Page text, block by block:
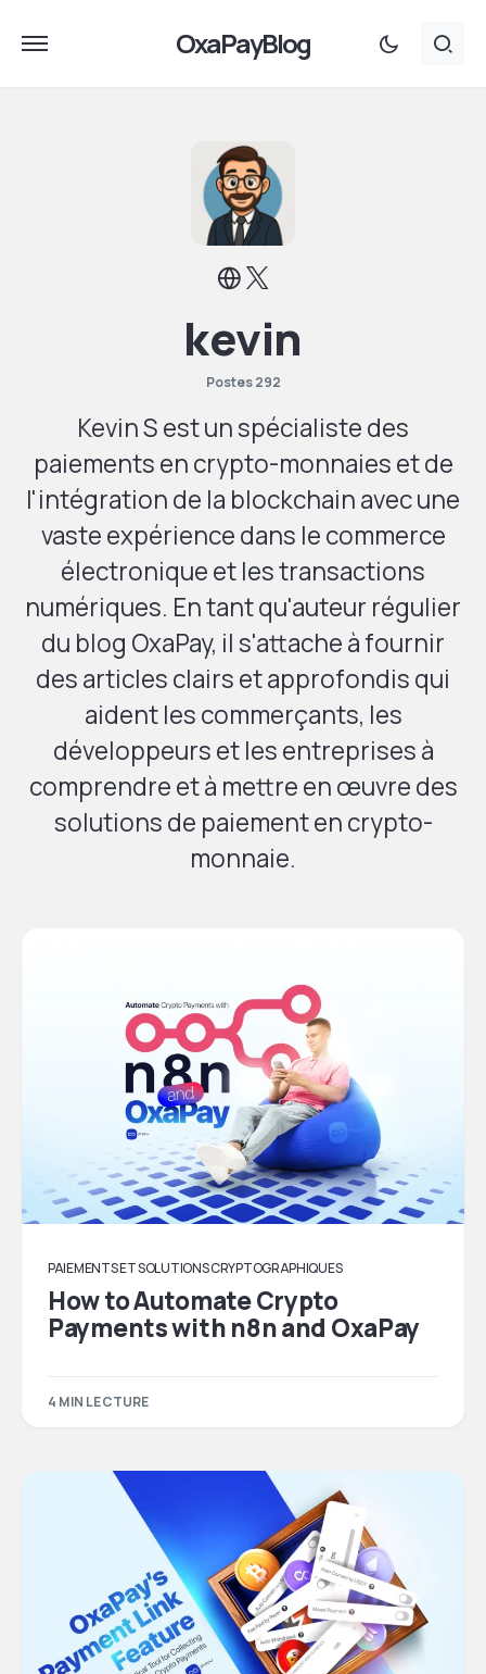
OxaPayBlog
kevin
Postes 292
Kevin S est un spécialiste des
paiements en crypto-monnaies et de
l'intégration de la blockchain avec une
vaste expérience dans le commerce
électronique et les transactions
numériques. En tant qu'auteur régulier
du blog OxaPay, il s'attache à fournir
des articles clairs et approfondis qui
aident les commerçants, les
développeurs et les entreprises à
comprendre et à mettre en œuvre des
solutions de paiement en crypto-
monnaie.
PAIEMENTS ET SOLUTIONS CRYPTOGRAPHIQUES
How to Automate Crypto
Payments with n8n and OxaPay
4 MIN LECTURE